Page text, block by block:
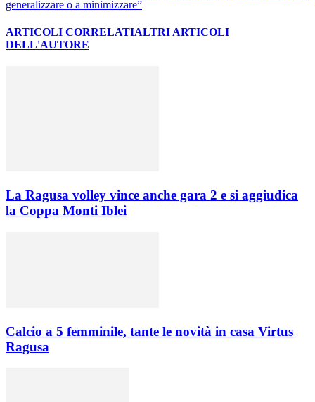
generalizzare o a minimizzare”
ARTICOLI CORRELATIALTRI ARTICOLI
DELL'AUTORE
La Ragusa volley vince anche gara 2 e si aggiudica
la Coppa Monti Iblei
Calcio a 5 femminile, tante le novità in casa Virtus
Ragusa